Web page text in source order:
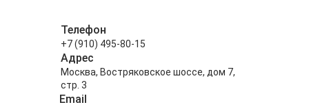
Телефон
+7 (910) 495-80-15
Адрес
Москва, Востряковское шоссе, дом 7,
стр. 3
Email